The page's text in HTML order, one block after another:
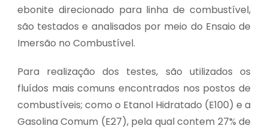
ebonite direcionado para linha de combustível,
são testados e analisados por meio do Ensaio de
Imersão no Combustível.
Para realização dos testes, são utilizados os
fluídos mais comuns encontrados nos postos de
combustíveis; como o Etanol Hidratado (E100) e a
Gasolina Comum (E27), pela qual contem 27% de